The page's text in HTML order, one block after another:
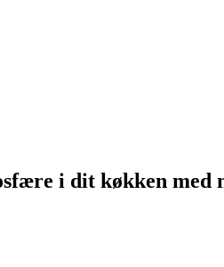
i dit køkken med